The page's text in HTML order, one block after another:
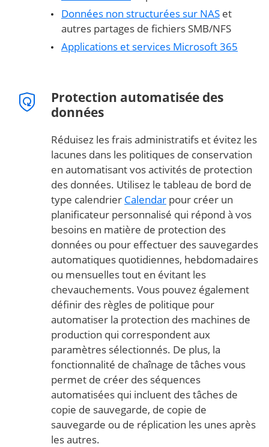
Données non structurées sur NAS et
autres partages de fichiers SMB/NFS
Applications et services Microsoft 365
Protection automatisée des
données
Réduisez les frais administratifs et évitez les
lacunes dans les politiques de conservation
en automatisant vos activités de protection
des données. Utilisez le tableau de bord de
type calendrier Calendar pour créer un
planificateur personnalisé qui répond à vos
besoins en matière de protection des
données ou pour effectuer des sauvegardes
automatiques quotidiennes, hebdomadaires
ou mensuelles tout en évitant les
chevauchements. Vous pouvez également
définir des règles de politique pour
automatiser la protection des machines de
production qui correspondent aux
paramètres sélectionnés. De plus, la
fonctionnalité de chaînage de tâchesvous
permet de créer des séquences
automatisées qui incluent des tâches de
copie de sauvegarde, de copie de
sauvegarde ou de réplication les unes après
les autres.